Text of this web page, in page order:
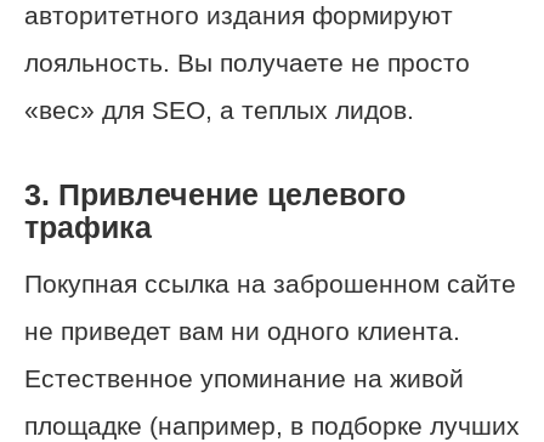
авторитетного издания формируют
лояльность. Вы получаете не просто
«вес» для SEO, а теплых лидов.
3. Привлечение целевого
трафика
Покупная ссылка на заброшенном сайте
не приведет вам ни одного клиента.
Естественное упоминание на живой
площадке (например, в подборке лучших